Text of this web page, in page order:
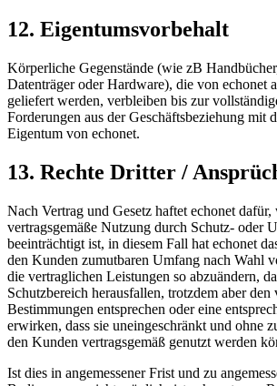
12. Eigentumsvorbehalt
Körperliche Gegenstände (wie zB
Datenträger oder Hardware), die von echonet
geliefert werden, verbleiben bis zur
Forderungen aus der Geschäftsbeziehung mit
Eigentum von echonet.
13. Rechte Dritter /
Nach Vertrag und Gesetz haftet echonet dafür,
vertragsgemäße Nutzung durch Schutz- oder
beeinträchtigt ist, in diesem Fall hat echonet
den Kunden zumutbaren Umfang nach Wahl
die vertraglichen Leistungen so abzuändern,
Schutzbereich herausfallen, trotzdem aber den
Bestimmungen entsprechen oder eine
erwirken, dass sie uneingeschränkt und ohne
den Kunden vertragsgemäß genutzt werden
Ist dies in angemessener Frist und zu